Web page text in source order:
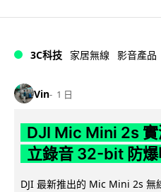
3C科技 家居無線 影音產品
Vin 1 日
DJI Mic Mini 2s
立錄音 32-bit 防爆
DJI 最新推出的 Mic Mini 2s 無